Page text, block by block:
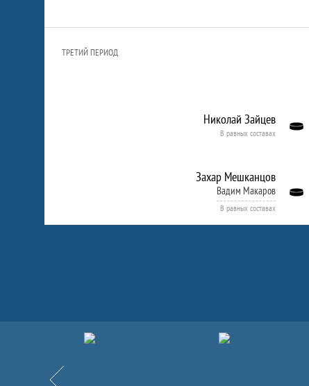
ТРЕТИЙ ПЕРИОД
Николай Зайцев
В равных составах
Захар Мешканцов
Вадим Макаров
В равных составах
Назад
Партнёры